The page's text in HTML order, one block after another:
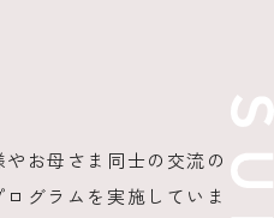
お母さま同士の交流の
グラムを実施していま